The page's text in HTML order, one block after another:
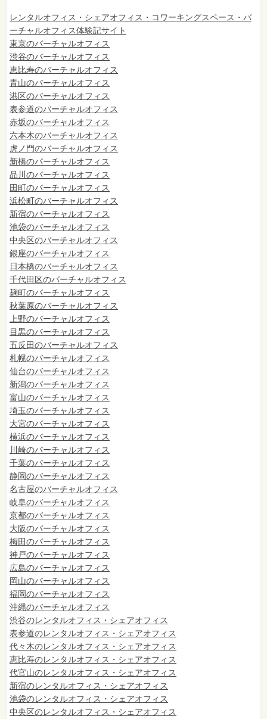
レンタルオフィス・シェアオフィス・コワーキングスペース・バ
ーチャルオフィス体験記サイト
東京のバーチャルオフィス
渋谷のバーチャルオフィス
恵比寿のバーチャルオフィス
青山のバーチャルオフィス
港区のバーチャルオフィス
表参道のバーチャルオフィス
赤坂のバーチャルオフィス
六本木のバーチャルオフィス
虎ノ門のバーチャルオフィス
新橋のバーチャルオフィス
品川のバーチャルオフィス
田町のバーチャルオフィス
浜松町のバーチャルオフィス
新宿のバーチャルオフィス
池袋のバーチャルオフィス
中央区のバーチャルオフィス
銀座のバーチャルオフィス
日本橋のバーチャルオフィス
千代田区のバーチャルオフィス
麹町のバーチャルオフィス
秋葉原のバーチャルオフィス
上野のバーチャルオフィス
目黒のバーチャルオフィス
五反田のバーチャルオフィス
札幌のバーチャルオフィス
仙台のバーチャルオフィス
新潟のバーチャルオフィス
富山のバーチャルオフィス
埼玉のバーチャルオフィス
大宮のバーチャルオフィス
横浜のバーチャルオフィス
川崎のバーチャルオフィス
千葉のバーチャルオフィス
静岡のバーチャルオフィス
名古屋のバーチャルオフィス
岐阜のバーチャルオフィス
京都のバーチャルオフィス
大阪のバーチャルオフィス
梅田のバーチャルオフィス
神戸のバーチャルオフィス
広島のバーチャルオフィス
岡山のバーチャルオフィス
福岡のバーチャルオフィス
沖縄のバーチャルオフィス
渋谷のレンタルオフィス・シェアオフィス
表参道のレンタルオフィス・シェアオフィス
代々木のレンタルオフィス・シェアオフィス
恵比寿のレンタルオフィス・シェアオフィス
代官山のレンタルオフィス・シェアオフィス
新宿のレンタルオフィス・シェアオフィス
池袋のレンタルオフィス・シェアオフィス
中央区のレンタルオフィス・シェアオフィス